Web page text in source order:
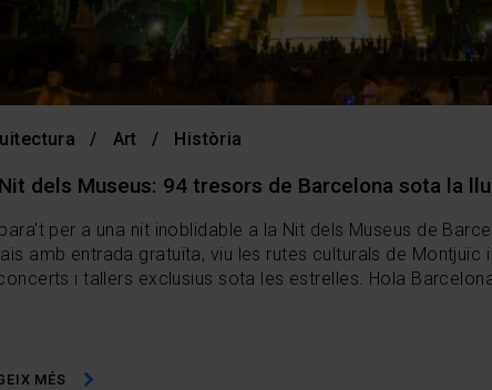
Art Història
dels Museus: 94 tresors de Barcelona sota la
per a una nit inoblidable a la Nit dels Museus de
amb entrada gratuïta, viu les rutes culturals de Montjuïc
i tallers exclusius sota les estrelles. Hola
MÉS